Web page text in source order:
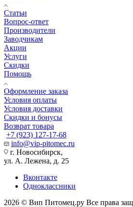
Статьи
Вопрос-ответ
Производители
Заводчикам
Акции
Услуги
Скидки
Помощь
Оформление заказа
Условия оплаты
Условия доставки
Скидки и бонусы
Возврат товара
+7 (923) 127-17-68
info@vip-pitomec.ru
г. Новосибирск,
ул. А. Лежена, д. 25
Вконтакте
Одноклассники
2026 © Вип Питомец.ру Все права